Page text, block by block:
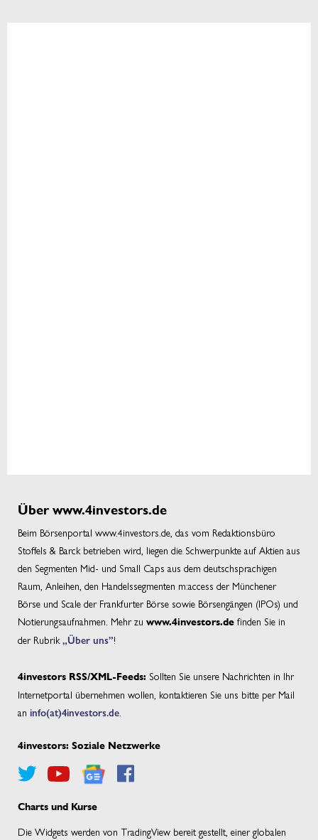
Über www.4investors.de
Beim Börsenportal www.4investors.de, das vom Redaktionsbüro
Stoffels & Barck betrieben wird, liegen die Schwerpunkte auf Aktien aus
den Segmenten Mid- und Small Caps aus dem deutschsprachigen
Raum, Anleihen, den Handelssegmenten m:access der Münchener
Börse und Scale der Frankfurter Börse sowie Börsengängen (IPOs) und
Notierungsaufnahmen. Mehr zu www.4investors.de finden Sie in
der Rubrik „Über uns”!
4investors RSS/XML-Feeds: Sollten Sie unsere Nachrichten in Ihr
Internetportal übernehmen wollen, kontaktieren Sie uns bitte per Mail
an info(at)4investors.de
4investors: Soziale Netzwerke
Charts und Kurse
Die Widgets werden von TradingView bereit gestellt, einer globalen